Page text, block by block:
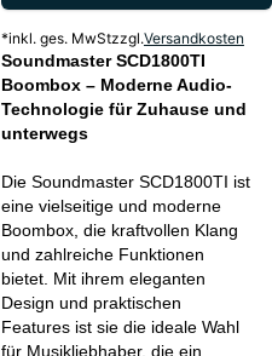
*inkl. ges. MwStzzgl.Versandkosten
Soundmaster SCD1800TI
Boombox – Moderne Audio-
Technologie für Zuhause und
unterwegs
Die Soundmaster SCD1800TI ist
eine vielseitige und moderne
Boombox, die kraftvollen Klang
und zahlreiche Funktionen
bietet. Mit ihrem eleganten
Design und praktischen
Features ist sie die ideale Wahl
für Musikliebhaber, die ein